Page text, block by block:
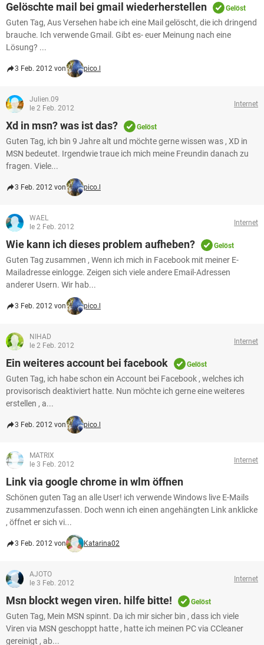
Gelöschte mail bei gmail wiederherstellen Gelöst
Guten Tag, Aus Versehen habe ich eine Mail gelöscht, die ich dringend
brauche. Ich verwende Gmail. Gibt es- euer Meinung nach eine
Lösung? ...
3 Feb. 2012 von pico.l
Julien.09
le 2 Feb. 2012
Internet
Xd in msn? was ist das? Gelöst
Guten Tag, ich bin 9 Jahre alt und möchte gerne wissen was , XD in
MSN bedeutet. Irgendwie traue ich mich meine Freundin danach zu
fragen. Viele...
3 Feb. 2012 von pico.l
WAEL
le 2 Feb. 2012
Internet
Wie kann ich dieses problem aufheben? Gelöst
Guten Tag zusammen , Wenn ich mich in Facebook mit meiner E-
Mailadresse einlogge. Zeigen sich viele andere Email-Adressen
anderer Usern. Wir hab...
3 Feb. 2012 von pico.l
NIHAD
le 2 Feb. 2012
Internet
Ein weiteres account bei facebook Gelöst
Guten Tag, ich habe schon ein Account bei Facebook , welches ich
provisorisch deaktiviert hatte. Nun möchte ich gerne eine weiteres
erstellen , a...
3 Feb. 2012 von pico.l
MATRIX
le 3 Feb. 2012
Internet
Link via google chrome in wlm öffnen
Schönen guten Tag an alle User! ich verwende Windows live E-Mails
zusammenzufassen. Doch wenn ich einen angehängten Link anklicke
, öffnet er sich vi...
3 Feb. 2012 von Katarina02
AJOTO
le 3 Feb. 2012
Internet
Msn blockt wegen viren. hilfe bitte! Gelöst
Guten Tag, Mein MSN spinnt. Da ich mir sicher bin , dass ich viele
Viren via MSN geschoppt hatte , hatte ich meinen PC via CCleaner
gereinigt , ab...